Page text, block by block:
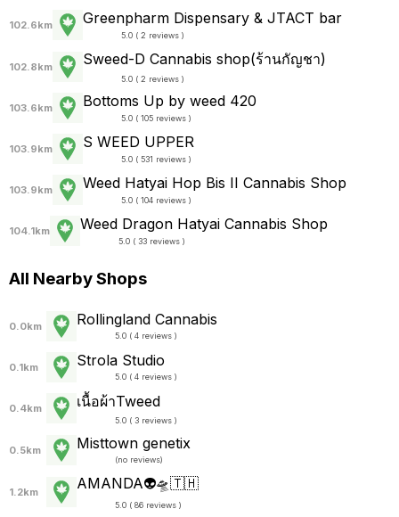
102.6km Greenpharm Dispensary & JTACT bar
5.0 ( 2 reviews )
102.8km Sweed-D Cannabis shop(ร้านกัญชา)
5.0 ( 2 reviews )
103.6km Bottoms Up by weed 420
5.0 ( 105 reviews )
103.9km S WEED UPPER
5.0 ( 531 reviews )
103.9km Weed Hatyai Hop Bis II Cannabis Shop
5.0 ( 104 reviews )
104.1km Weed Dragon Hatyai Cannabis Shop
5.0 ( 33 reviews )
All Nearby Shops
0.0km Rollingland Cannabis
5.0 ( 4 reviews )
0.1km Strola Studio
5.0 ( 4 reviews )
0.4km เนื้อผ้าTweed
5.0 ( 3 reviews )
0.5km Misttown genetix
(no reviews)
1.2km
AMANDA👽🛸🇹🇭
5.0 ( 86 reviews )